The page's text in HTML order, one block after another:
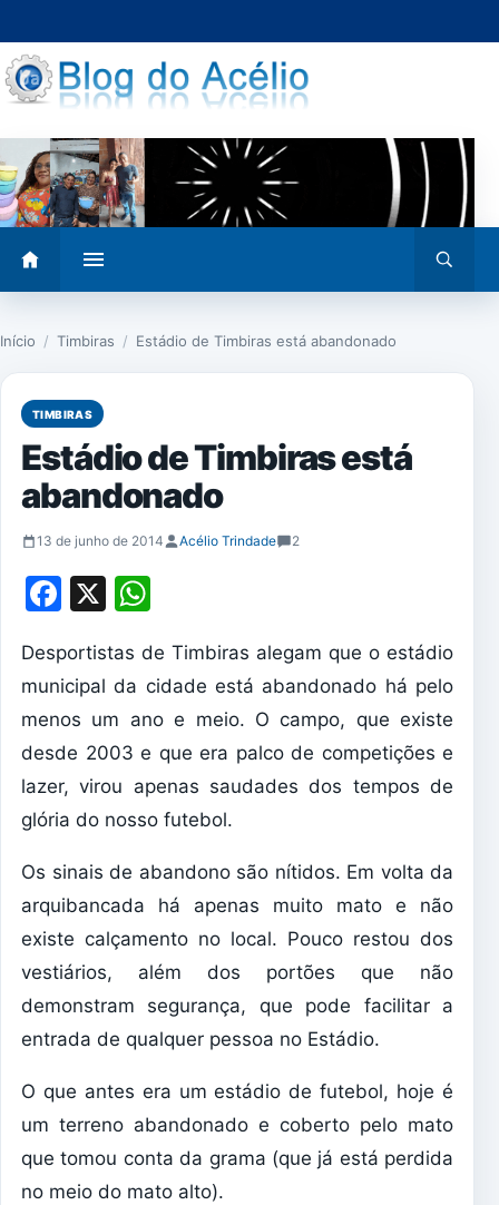
para
o
conteúdo
menu
busca
Início / Timbiras / Estádio de Timbiras está abandonado
TIMBIRAS
Estádio de Timbiras está
abandonado
13 de junho de 2014 Acélio Trindade 2
Facebook
X
Desportistas de Timbiras alegam que o estádio
municipal da cidade está abandonado há pelo
menos um ano e meio. O campo, que existe
desde 2003 e que era palco de competições e
lazer, virou apenas saudades dos tempos de
glória do nosso futebol.
Os sinais de abandono são nítidos. Em volta da
arquibancada há apenas muito mato e não
existe calçamento no local. Pouco restou dos
vestiários, além dos portões que não
demonstram segurança, que pode facilitar a
entrada de qualquer pessoa no Estádio.
O que antes era um estádio de futebol, hoje é
um terreno abandonado e coberto pelo mato
que tomou conta da grama (que já está perdida
no meio do mato alto).